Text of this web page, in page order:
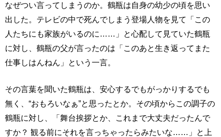
なぜつい言ってしまうのか。鶴瓶は自身の幼少の頃を思い
出した。テレビの中で死んでしまう登場人物を見て「この
人たちにも家族がいるのに……」と心配して見ていた鶴瓶
に対し、鶴瓶の父が言ったのは「このあと生き返ってまた
仕事しはんねん」という一言。
その言葉を聞いた鶴瓶は、安心するでもがっかりするでも
無く、“おもろいなぁ”と思ったとか。その頃からこの調子の
鶴瓶に対し、「舞台挨拶とか、これまで大丈夫だったんで
すか？ 観る前にそれを言っちゃったらみたいな……」と上